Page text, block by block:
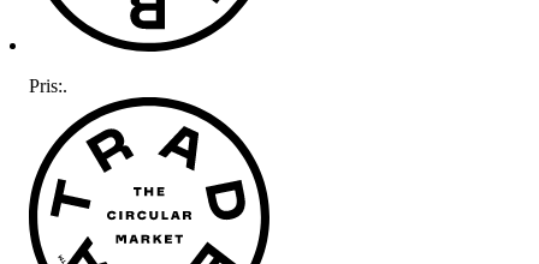
Pris:.